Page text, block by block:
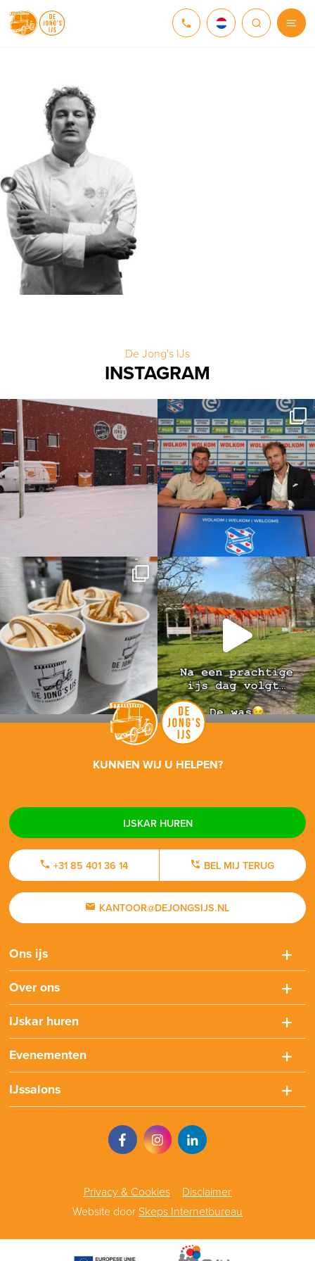
NEDERLANDS
ENGLISH
De Jong's IJs
INSTAGRAM
KUNNEN WIJ U HELPEN?
IJSKAR HUREN
+31 85 401 36 14 BEL MIJ TERUG
KANTOOR@DEJONGSIJS.NL
Ons ijs
Over ons
IJskar huren
Evenementen
IJssalons
Privacy & Cookies
Disclaimer
Website door Skeps Internetbureau